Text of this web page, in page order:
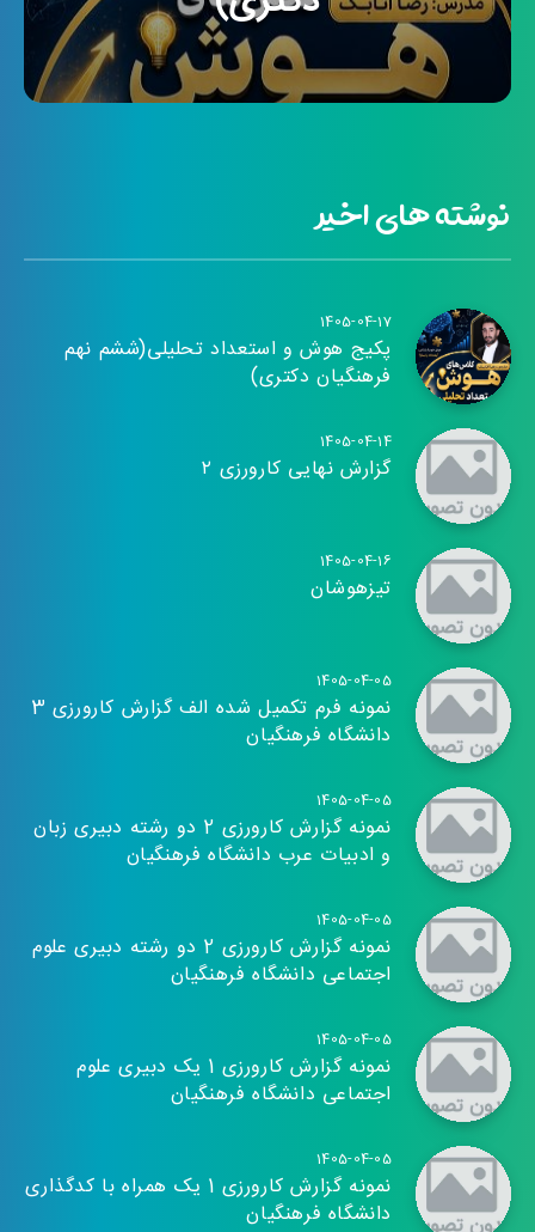
نوشته های اخیر
1405-04-17
پکیج هوش و استعداد تحلیلی(ششم نهم
فرهنگیان دکتری)
1405-04-14
گزارش نهایی کارورزی ۲
1405-04-16
تیزهوشان
1405-04-05
نمونه فرم تکمیل شده الف گزارش کارورزی 3
دانشگاه فرهنگیان
1405-04-05
نمونه گزارش کارورزی 2 دو رشته دبیری زبان
و ادبیات عرب دانشگاه فرهنگیان
1405-04-05
نمونه گزارش کارورزی 2 دو رشته دبیری علوم
اجتماعی دانشگاه فرهنگیان
1405-04-05
نمونه گزارش کارورزی 1 یک دبیری علوم
اجتماعی دانشگاه فرهنگیان
1405-04-05
نمونه گزارش کارورزی 1 یک همراه با کدگذاری
دانشگاه فرهنگیان